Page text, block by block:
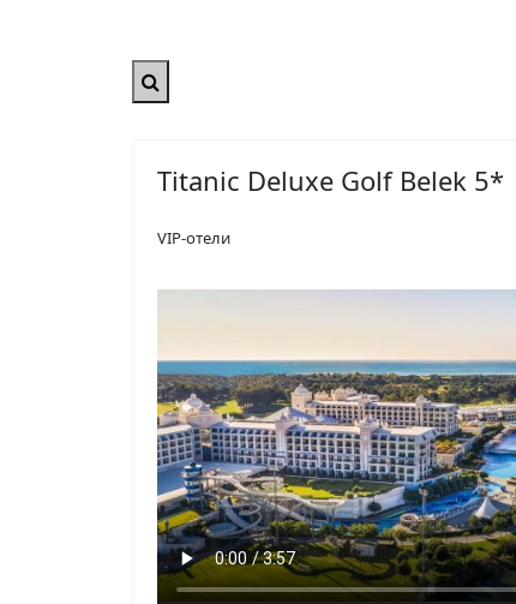
Titanic Deluxe Golf Belek 5*
VIP-отели